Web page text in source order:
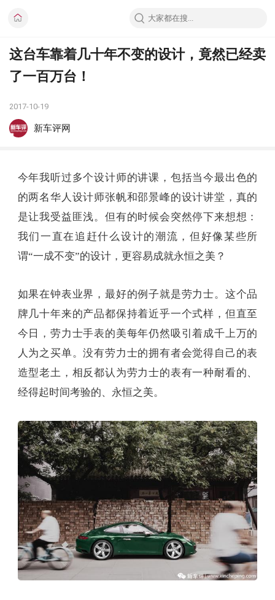
这台车靠着几十年不变的设计，竟然已经卖
了一百万台！
2017-10-19
新车评网
今年我听过多个设计师的讲课，包括当今最出色的
的两名华人设计师张帆和邵景峰的设计讲堂，真的
是让我受益匪浅。但有的时候会突然停下来想想：
我们一直在追赶什么设计的潮流，但好像某些所
谓“一成不变”的设计，更容易成就永恒之美？
如果在钟表业界，最好的例子就是劳力士。这个品
牌几十年来的产品都保持着近乎一个式样，但直至
今日，劳力士手表的美每年仍然吸引着成千上万的
人为之买单。没有劳力士的拥有者会觉得自己的表
造型老土，相反都认为劳力士的表有一种耐看的、
经得起时间考验的、永恒之美。